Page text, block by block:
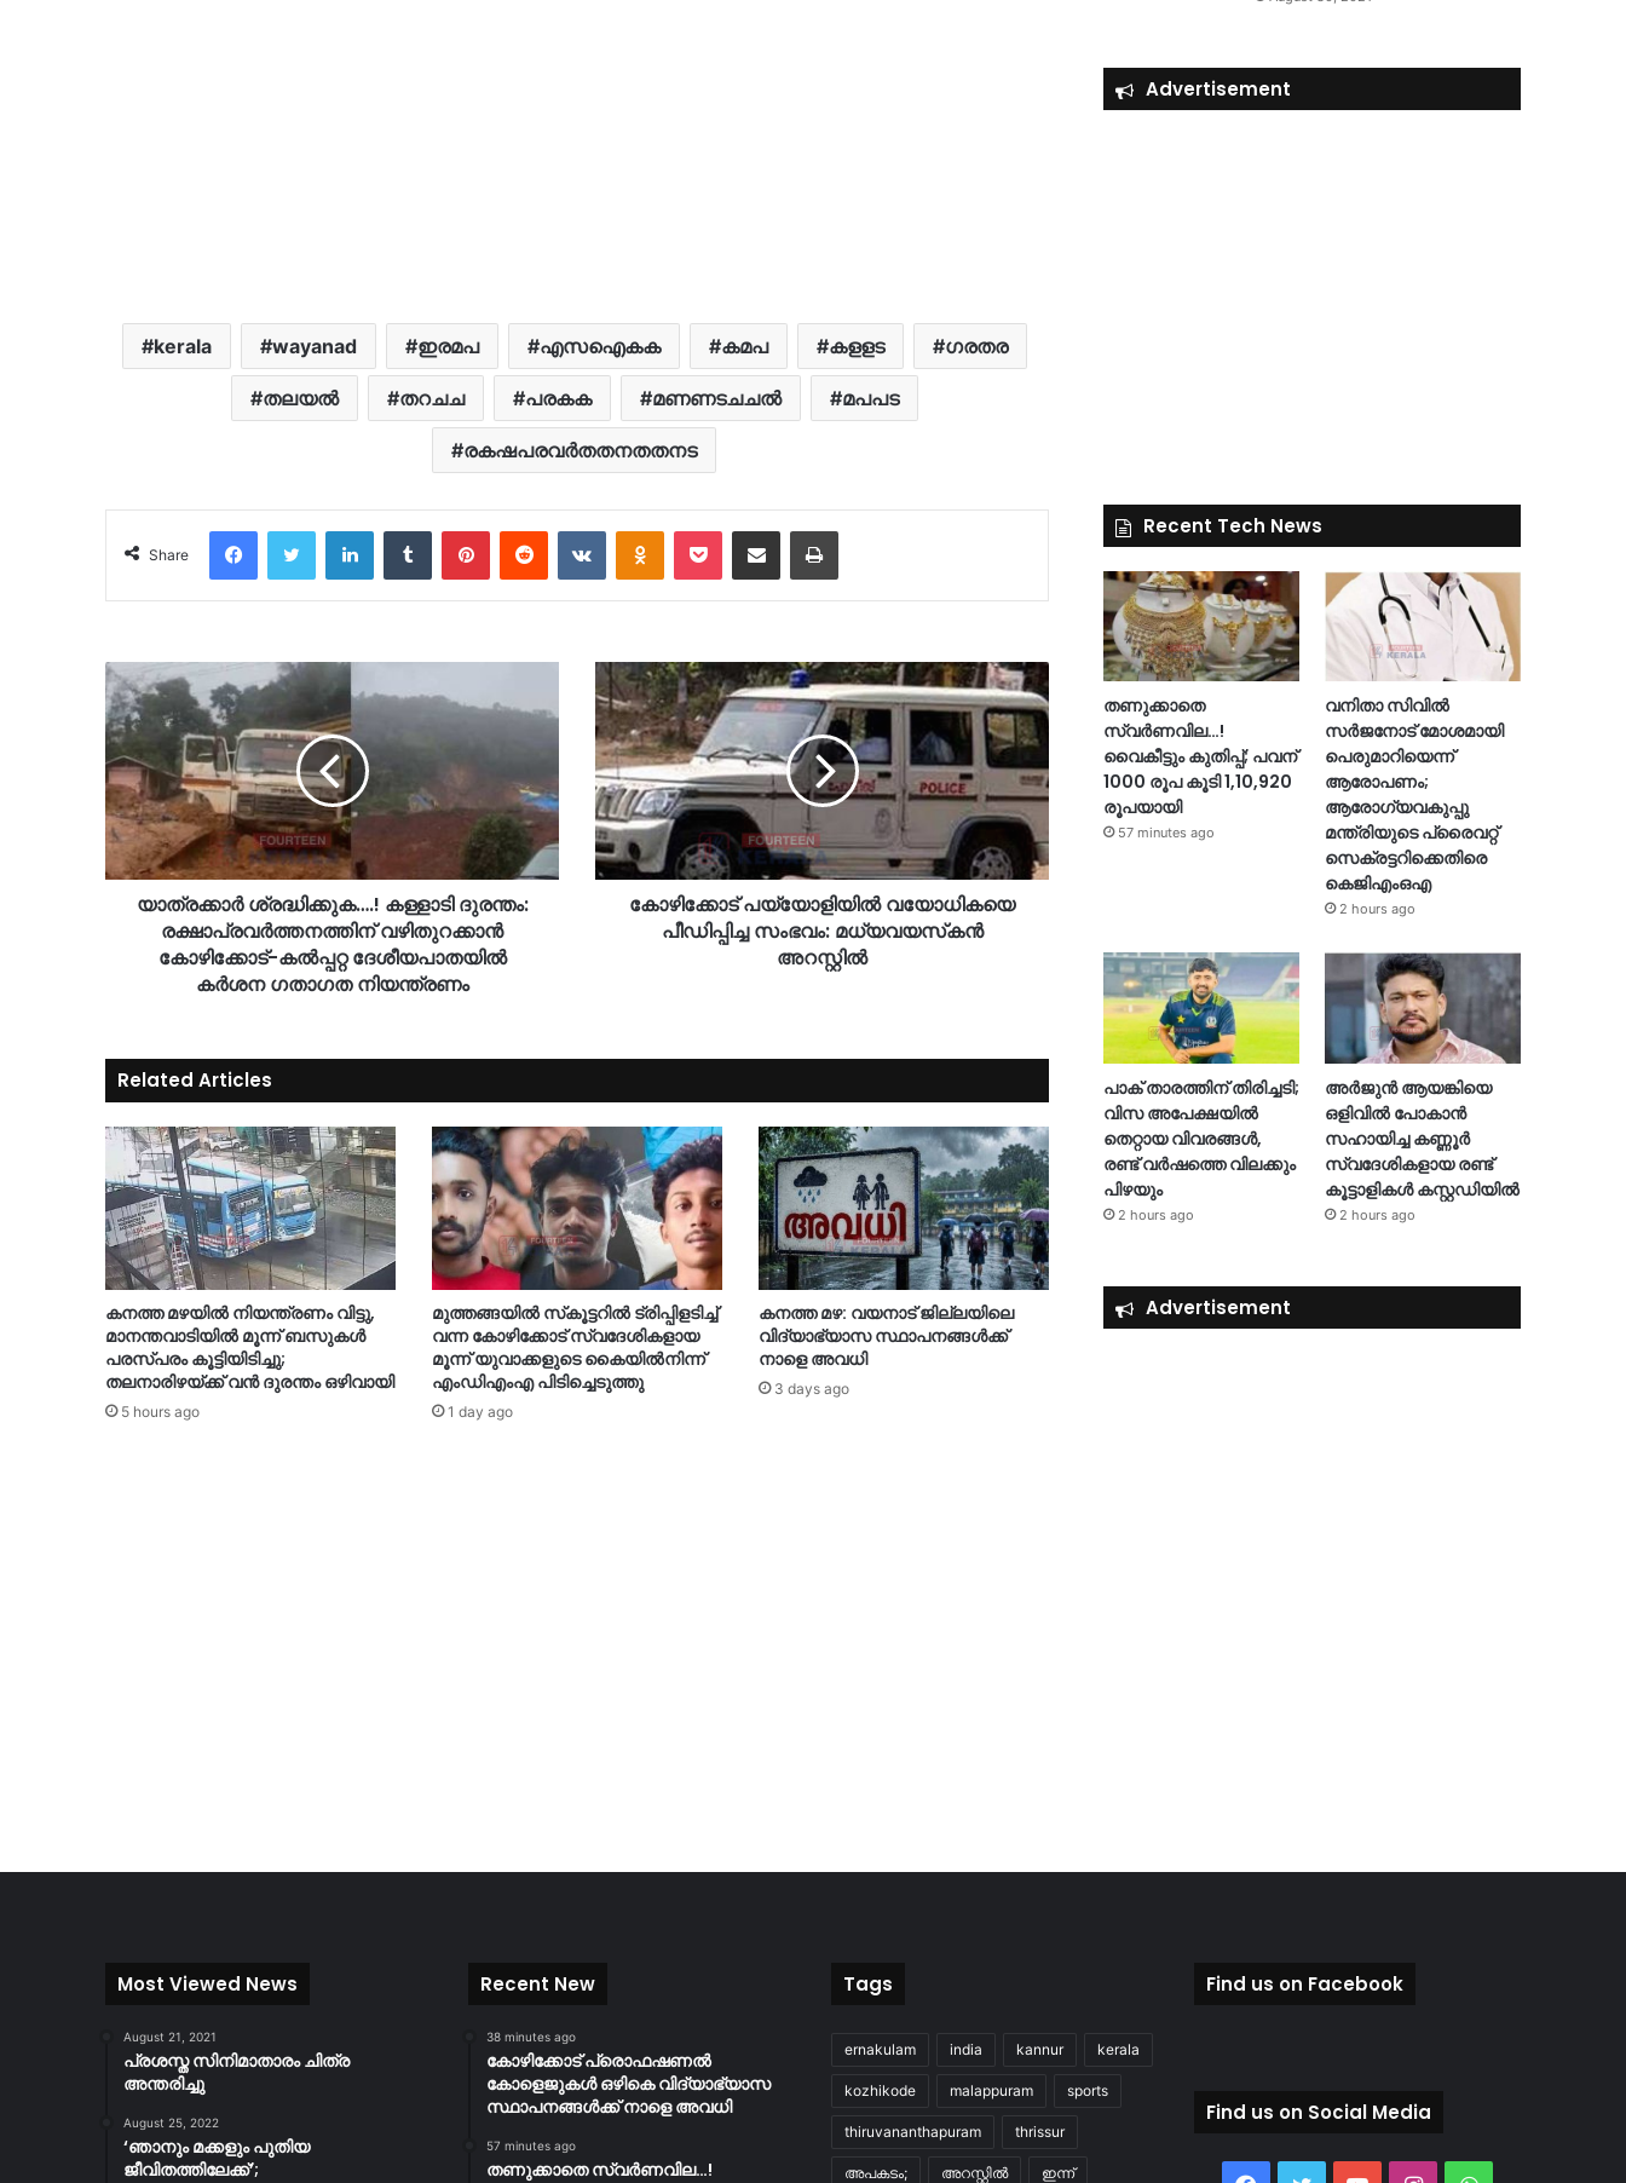
kerala wayanad ഇരമപ എസഐകക കമപ കളളട ഗരതര
തലയൽ തറചച പരകക മണണടചചൽ മപപട
രകഷപരവർതതനതതനട
Share
FacebookTwitter LinkedInTumblr PinterestReddit VKontakteOdnoklassniki
Pocket Share via Email Print
യാത്രക്കാർ ശ്രദ്ധിക്കുക….! കള്ളാടി ദുരന്തം:
രക്ഷാപ്രവർത്തനത്തിന് വഴിതുറക്കാൻ
കോഴിക്കോട്-കൽപ്പറ്റ ദേശീയപാതയിൽ
കർശന ഗതാഗത നിയന്ത്രണം
കോഴിക്കോട് പയ്യോളിയിൽ വയോധികയെ
പീഡിപ്പിച്ച സംഭവം: മധ്യവയസ്‌കൻ
അറസ്റ്റിൽ
Related Articles
കനത്ത മഴയിൽ നിയന്ത്രണം വിട്ടു,
മാനന്തവാടിയിൽ മൂന്ന് ബസുകൾ
പരസ്പരം കൂട്ടിയിടിച്ചു;
തലനാരിഴയ്ക്ക് വൻ ദുരന്തം ഒഴിവായി
5 hours ago
മുത്തങ്ങയിൽ സ്‌കൂട്ടറിൽ ട്രിപ്പിളടിച്ച്
വന്ന കോഴിക്കോട് സ്വദേശികളായ
മൂന്ന് യുവാക്കളുടെ കൈയിൽനിന്ന്
എംഡിഎംഎ പിടിച്ചെടുത്തു
1 day ago
കനത്ത മഴ: വയനാട് ജില്ലയിലെ
വിദ്യാഭ്യാസ സ്ഥാപനങ്ങൾക്ക്
നാളെ അവധി
3 days ago
Advertisement
Recent Tech News
തണുക്കാതെ
സ്വർണവില…!
വൈകീട്ടും കുതിപ്പ്; പവന്
1000 രൂപ കൂടി 1,10,920
രൂപയായി
57 minutes ago
വനിതാ സിവിൽ
സർജനോട് മോശമായി
പെരുമാറിയെന്ന്
ആരോപണം;
ആരോഗ്യവകുപ്പു
മന്ത്രിയുടെ പ്രൈവറ്റ്
സെക്രട്ടറിക്കെതിരെ
കെജിഎംഒഎ
2 hours ago
പാക് താരത്തിന് തിരിച്ചടി;
വിസ അപേക്ഷയിൽ
തെറ്റായ വിവരങ്ങൾ,
രണ്ട് വർഷത്തെ വിലക്കും
പിഴയും
2 hours ago
അർജുൻ ആയങ്കിയെ
ഒളിവില്‍ പോകാൻ
സഹായിച്ച കണ്ണൂർ
സ്വദേശികളായ രണ്ട്
കൂട്ടാളികൾ കസ്റ്റഡിയിൽ
2 hours ago
Advertisement
Most Viewed News
August 21, 2021
പ്രശസ്ത സിനിമാതാരം ചിത്ര
അന്തരിച്ചു
August 25, 2022
‘ഞാനും മക്കളും പുതിയ
ജീവിതത്തിലേക്ക്’;
Recent New
38 minutes ago
കോഴിക്കോട് പ്രൊഫഷണൽ
കോളെജുകൾ ഒഴികെ വിദ്യാഭ്യാസ
സ്ഥാപനങ്ങൾക്ക് നാളെ അവധി
57 minutes ago
തണുക്കാതെ സ്വർണവില…!
Tags
ernakulam india kannur kerala
kozhikode malappuram sports
thiruvananthapuram thrissur
അപകടം; അറസ്റ്റിൽ ഇന്ന്
Find us on Facebook
Find us on Social Media